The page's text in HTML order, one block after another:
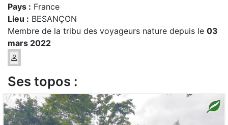
Pays : France
Lieu : BESANÇON
Membre de la tribu des voyageurs nature depuis le 03
mars 2022
Ses topos :